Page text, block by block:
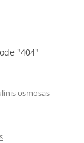
"404"
osmosas